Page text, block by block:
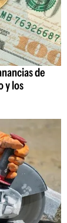
de
y los